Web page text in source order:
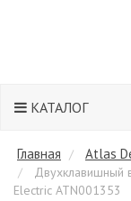
КАТАЛОГ
Главная Atlas
Двухклавишный
Electric ATN001353